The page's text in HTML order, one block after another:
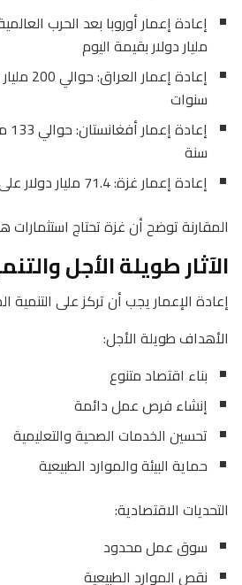
مليار دولار بقيمة اليوم
سنوات
سنة
إعادة إعمار غزة: 71.4 مليار دولار على 10 سنوات
المقارنة توضح أن غزة تحتاج استثمارات
الآثار طويلة الأجل
إعادة الإعمار يجب أن تركز على التنمية
الأهداف طويلة الأجل:
بناء اقتصاد متنوع
إنشاء فرص عمل دائمة
تحسين الخدمات الصحية والتعليمية
حماية البيئة والموارد الطبيعية
التحديات الاقتصادية:
سوق عمل محدود
نقص الموارد الطبيعية